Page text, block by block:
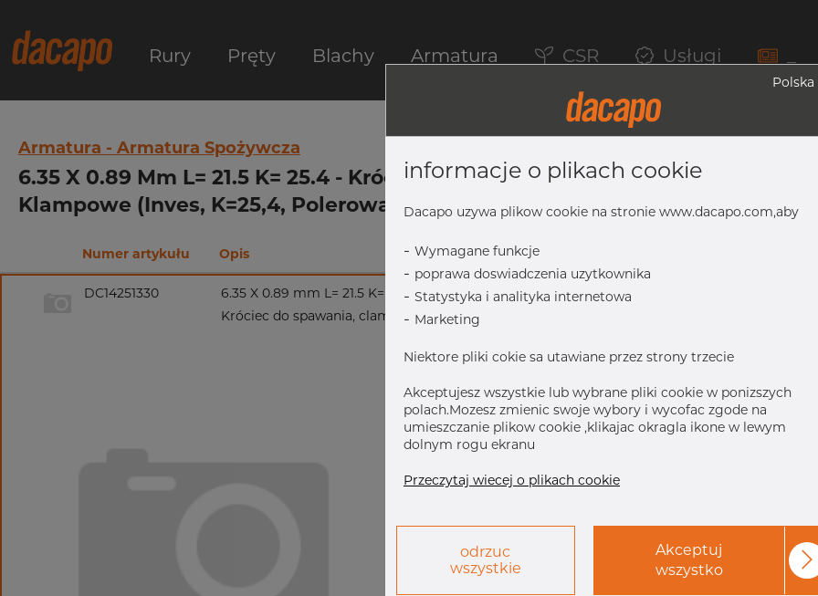
Rury Pręty Blachy Armatura CSR Usługi
Armatura - Armatura Spożywcza
6.35 X 0.89 Mm L= 21.5 K= 25.4 - Króciec Do Spawania, Clamp, 316L, Do
Klampowe (Inves, K=25,4, Polerowane,, Maks. Ra. 0,8µ
Numer artykułu Opis
DC14251330
6.35 X 0.89 mm L= 21.5 K= 25.4
Króciec do spawania, clamp, 316L, do złącza klampowego mini* złącze klampowe (Inves,
Polska
informacje o plikach cookie
Dacapo uzywa plikow cookie na stronie www.dacapo.com,aby
- Wymagane funkcje
- poprawa doswiadczenia uzytkownika
- Statystyka i analityka internetowa
- Marketing
Niektore pliki cokie sa utawiane przez strony trzecie
Akceptujesz wszystkie lub wybrane pliki cookie w ponizszych
polach.Mozesz zmienic swoje wybory i wycofac zgode na
umieszczanie plikow cookie ,klikajac okragla ikone w lewym
dolnym rogu ekranu
Przeczytaj wiecej o plikach cookie
odrzuc
wszystkie
Akceptuj
wszystko